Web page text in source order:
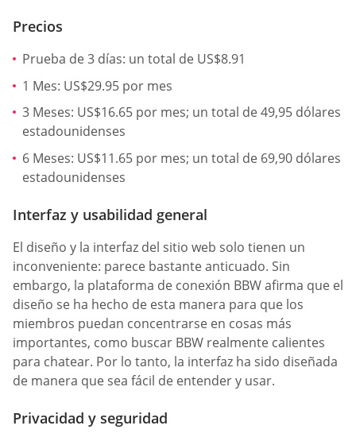
Precios
Prueba de 3 días: un total de US$8.91
1 Mes: US$29.95 por mes
3 Meses: US$16.65 por mes; un total de 49,95 dólares
estadounidenses
6 Meses: US$11.65 por mes; un total de 69,90 dólares
estadounidenses
Interfaz y usabilidad general
El diseño y la interfaz del sitio web solo tienen un
inconveniente: parece bastante anticuado. Sin
embargo, la plataforma de conexión BBW afirma que el
diseño se ha hecho de esta manera para que los
miembros puedan concentrarse en cosas más
importantes, como buscar BBW realmente calientes
para chatear. Por lo tanto, la interfaz ha sido diseñada
de manera que sea fácil de entender y usar.
Privacidad y seguridad